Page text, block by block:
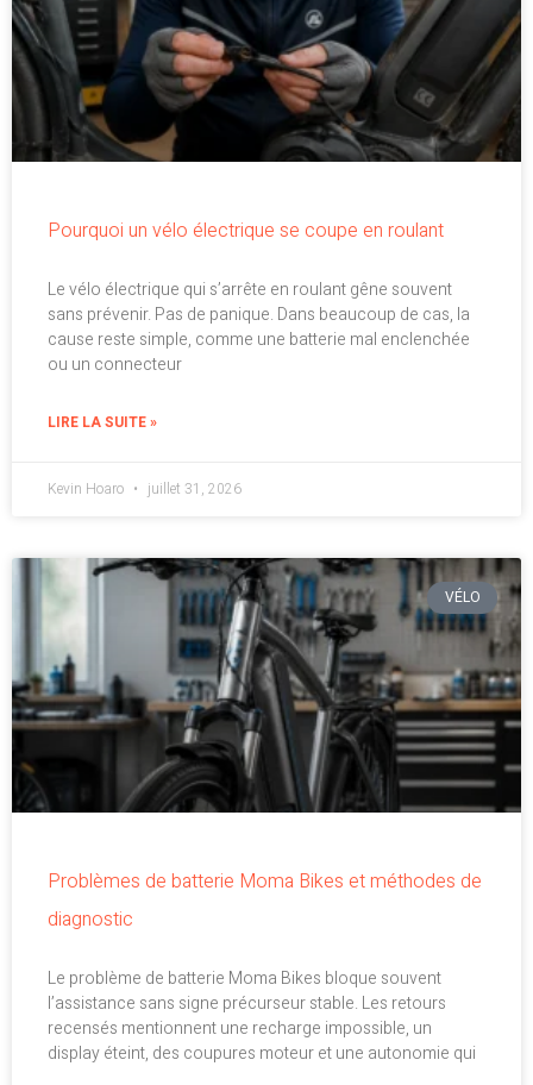
Pourquoi un vélo électrique se coupe en roulant
Le vélo électrique qui s’arrête en roulant gêne souvent
sans prévenir. Pas de panique. Dans beaucoup de cas, la
cause reste simple, comme une batterie mal enclenchée
ou un connecteur
LIRE LA SUITE »
Kevin Hoaro juillet 31, 2026
VÉLO
Problèmes de batterie Moma Bikes et méthodes de
diagnostic
Le problème de batterie Moma Bikes bloque souvent
l’assistance sans signe précurseur stable. Les retours
recensés mentionnent une recharge impossible, un
display éteint, des coupures moteur et une autonomie qui